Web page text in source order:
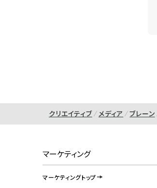
クリエイティブ メディア ブレーン
マーケティング
マーケティングトップ